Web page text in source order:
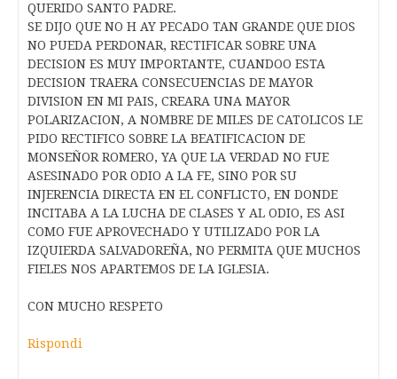
QUERIDO SANTO PADRE.
SE DIJO QUE NO H AY PECADO TAN GRANDE QUE DIOS
NO PUEDA PERDONAR, RECTIFICAR SOBRE UNA
DECISION ES MUY IMPORTANTE, CUANDOO ESTA
DECISION TRAERA CONSECUENCIAS DE MAYOR
DIVISION EN MI PAIS, CREARA UNA MAYOR
POLARIZACION, A NOMBRE DE MILES DE CATOLICOS LE
PIDO RECTIFICO SOBRE LA BEATIFICACION DE
MONSEÑOR ROMERO, YA QUE LA VERDAD NO FUE
ASESINADO POR ODIO A LA FE, SINO POR SU
INJERENCIA DIRECTA EN EL CONFLICTO, EN DONDE
INCITABA A LA LUCHA DE CLASES Y AL ODIO, ES ASI
COMO FUE APROVECHADO Y UTILIZADO POR LA
IZQUIERDA SALVADOREÑA, NO PERMITA QUE MUCHOS
FIELES NOS APARTEMOS DE LA IGLESIA.
CON MUCHO RESPETO
Rispondi